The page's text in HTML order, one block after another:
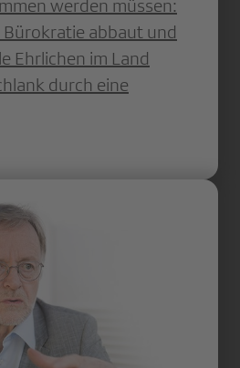
werden müssen:
Bürokratie abbaut und
Ehrlichen im Land
durch eine